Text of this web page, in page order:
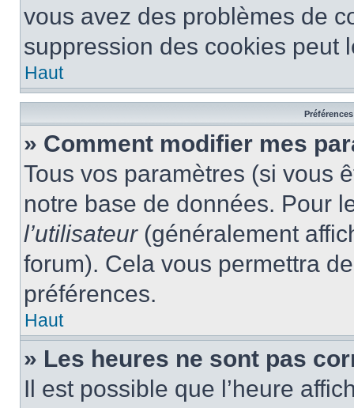
vous avez des problèmes de
suppression des cookies peut
Haut
» Comment modifier mes
Tous vos paramètres (si vous
notre base de données. Pour
l’utilisateur(généralement
forum). Cela vous permettra
préférences.
Haut
» Les heures ne sont pas
Il est possible que l’heure